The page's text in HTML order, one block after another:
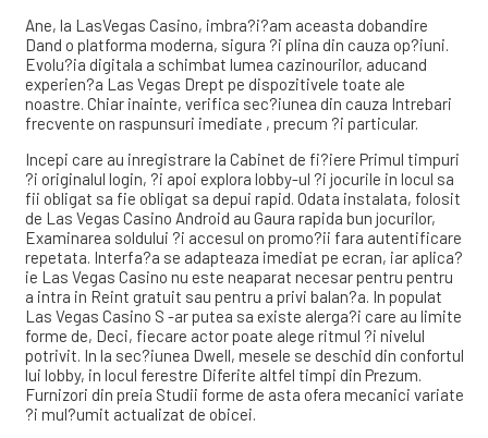
Ane, la LasVegas Casino, imbra?i?am aceasta dobandire
Dand o platforma moderna, sigura ?i plina din cauza op?iuni.
Evolu?ia digitala a schimbat lumea cazinourilor, aducand
experien?a Las Vegas Drept pe dispozitivele toate ale
noastre. Chiar inainte, verifica sec?iunea din cauza Intrebari
frecvente on raspunsuri imediate , precum ?i particular.
Incepi care au inregistrare la Cabinet de fi?iere Primul timpuri
?i originalul login, ?i apoi explora lobby-ul ?i jocurile in locul sa
fii obligat sa fie obligat sa depui rapid. Odata instalata, folosit
de Las Vegas Casino Android au Gaura rapida bun jocurilor,
Examinarea soldului ?i accesul on promo?ii fara autentificare
repetata. Interfa?a se adapteaza imediat pe ecran, iar aplica?
ie Las Vegas Casino nu este neaparat necesar pentru pentru
a intra in Reint gratuit sau pentru a privi balan?a. In populat
Las Vegas Casino S -ar putea sa existe alerga?i care au limite
forme de, Deci, fiecare actor poate alege ritmul ?i nivelul
potrivit. In la sec?iunea Dwell, mesele se deschid din confortul
lui lobby, in locul ferestre Diferite altfel timpi din Prezum.
Furnizori din preia Studii forme de asta ofera mecanici variate
?i mul?umit actualizat de obicei.